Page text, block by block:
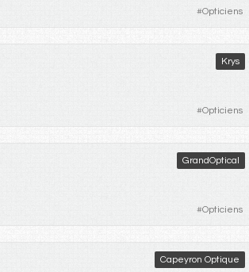
#Opticiens
Krys
#Opticiens
GrandOptical
#Opticiens
Capeyron Optique